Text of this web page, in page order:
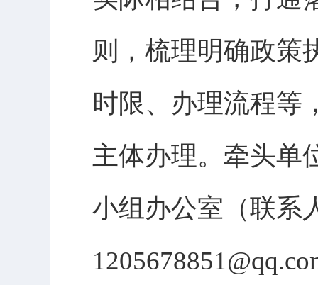
则，梳理明确政策
时限、办理流程等
主体办理。牵头单
小组办公室（联系